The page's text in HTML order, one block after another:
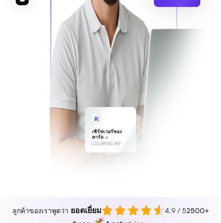
เซิร์ฟเวอร์ของ
คาร์ล
255.189.85.19
ลูกค้าของเราพูดว่า ยอดเยี่ยม 4.9 / 52500+